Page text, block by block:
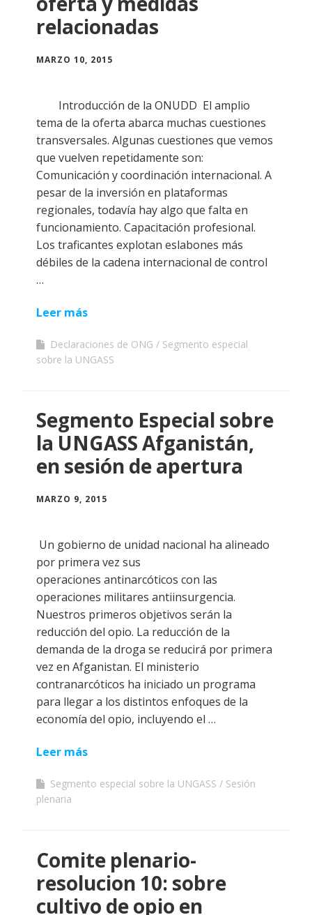
relacionadas
MARZO 10, 2015
Introducción de la ONUDD El amplio
tema de la oferta abarca muchas cuestiones
transversales. Algunas cuestiones que vemos
que vuelven repetidamente son:
Comunicación y coordinación internacional. A
pesar de la inversión en plataformas
regionales, todavía hay algo que falta en
funcionamiento. Capacitación profesional.
Los traficantes explotan eslabones más
débiles de la cadena internacional de control
…
Leer más
Declaraciones de ONG
Segmento especial
sobre la UNGASS
Segmento Especial sobre
la UNGASS Afganistán,
en sesión de apertura
MARZO 9, 2015
Un gobierno de unidad nacional ha alineado
por primera vez sus
operaciones antinarcóticos con las
operaciones militares antiinsurgencia.
Nuestros primeros objetivos serán la
reducción del opio. La reducción de la
demanda de la droga se reducirá por primera
vez en Afganistan. El ministerio
contranarcóticos ha iniciado un programa
para llegar a los distintos enfoques de la
economía del opio, incluyendo el …
Leer más
Segmento especial sobre la UNGASS
Sesión
plenaria
Comite plenario-
resolucion 10: sobre
cultivo de opio en